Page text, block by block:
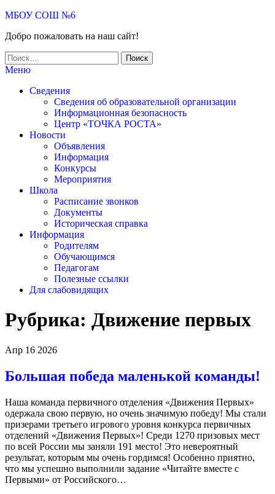
Skip
the
МБОУ СОШ №6
Добро пожаловать на наш сайт!
Найти:
Меню
Сведения
Сведения об образовательной организации
Информационная безопасность
Центр «ТОЧКА РОСТА»
Новости
Объявления
Информация
Конкурсы
Мероприятия
Школа
Расписание звонков
Документы
Историческая справка
Информация
Родителям
Обучающимся
Педагогам
Полезные ссылки
Для слабовидящих
Рубрика: Движение первых
Апр 16 2026
Большая победа маленькой команды!
Наша команда первичного отделения «Движения Первых»
одержала свою первую, но очень значимую победу! Мы стали
призерами третьего игрового уровня конкурса первичных
отделений «Движения Первых»! Среди 1270 призовых мест
по всей России мы заняли 191 место! Это невероятный
результат, которым мы очень гордимся! Особенно приятно,
что мы успешно выполнили задание «Читайте вместе с
Первыми» от Российского…